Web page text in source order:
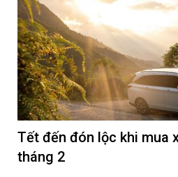
Tết đến đón lộc khi mua
tháng 2